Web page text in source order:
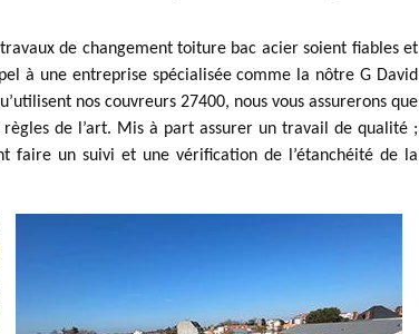
de changement toiture bac acier soient fiables et
à une entreprise spécialisée comme la nôtre G David
nos couvreurs 27400, nous vous assurerons que
de l’art. Mis à part assurer un travail de qualité ;
faire un suivi et une vérification de l’étanchéité de la